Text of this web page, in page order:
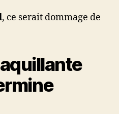
, ce serait dommage de